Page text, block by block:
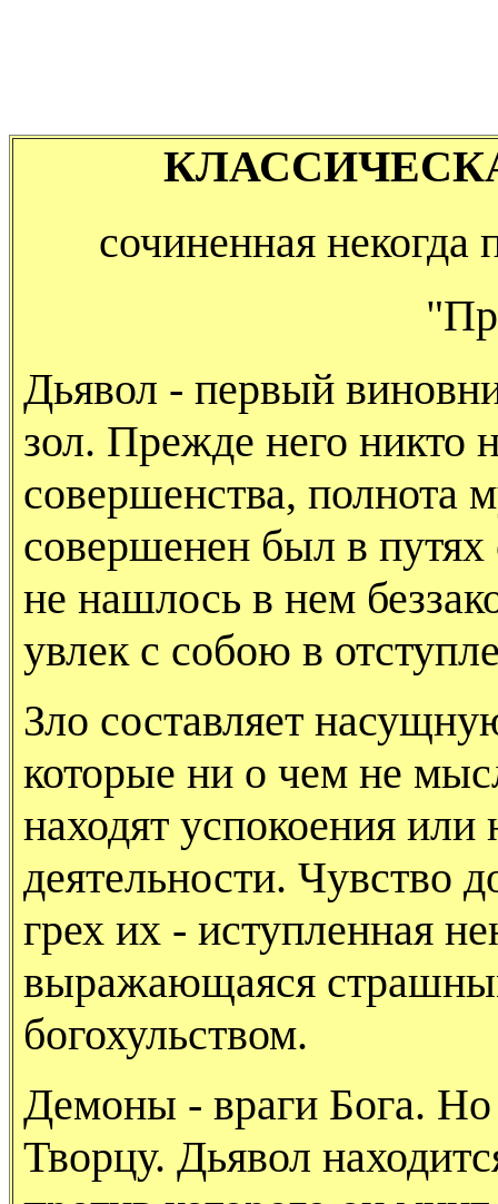
сочиненная
Дьявол - первый
зол. Прежде него никто
совершенства, полнота
совершенен был в путях
не нашлось в нем
увлек с собою в
Зло составляет
которые ни о чем не
находят успокоения
деятельности. Чувство
грех их - иступленная
выражающаяся
богохульством.
Демоны - враги Бога. Но
Творцу. Дьявол